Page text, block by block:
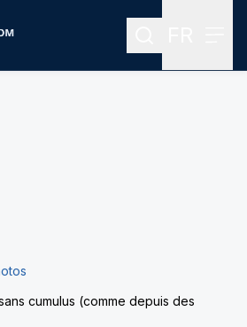
Rechercher
cumulus (comme depuis des